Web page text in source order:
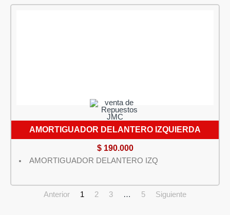
AMORTIGUADOR DELANTERO IZQUIERDA
$190.000
AMORTIGUADOR DELANTERO IZQ
Anterior 1 2 3 … 5 Siguiente